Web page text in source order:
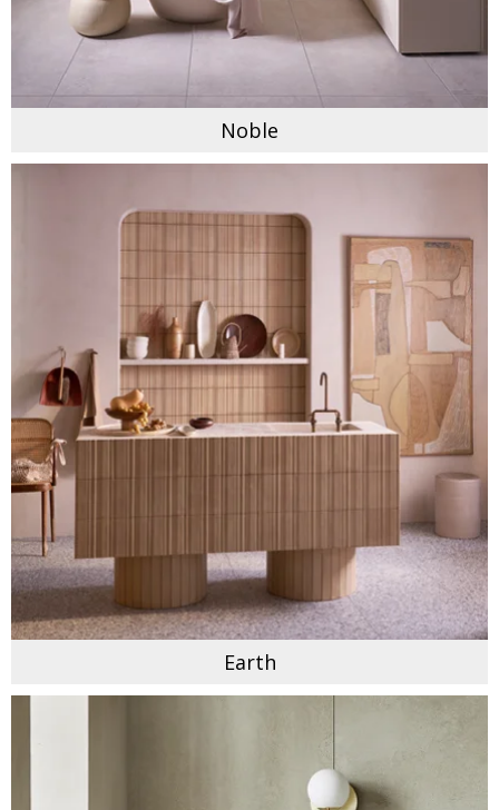
Noble
Earth